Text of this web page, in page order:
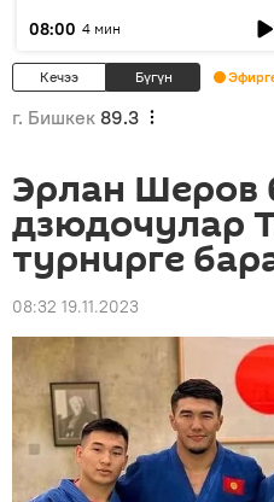
08:00 4 мин
Кечээ Бүгүн
г. Бишкек 89.3
Эрлан Шеров
дзюдочулар
турнирге
08:32 19.11.2023